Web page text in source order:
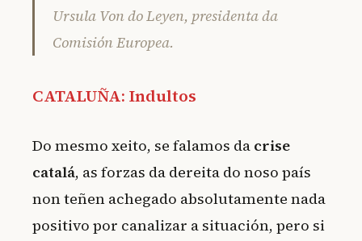
Ursula Von do Leyen, presidenta da
Comisión Europea.
CATALUÑA: Indultos
Do mesmo xeito, se falamos da crise
catalá, as forzas da dereita do noso país
non teñen achegado absolutamente nada
positivo por canalizar a situación, pero si